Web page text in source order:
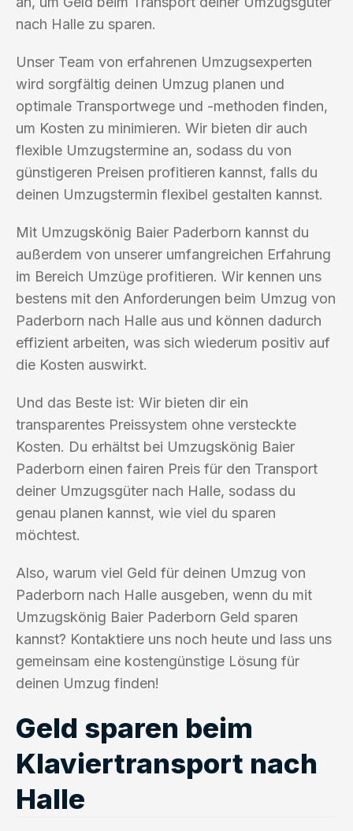
nach Halle zu sparen.
Unser Team von erfahrenen Umzugsexperten
wird sorgfältig deinen Umzug planen und
optimale Transportwege und -methoden finden,
um Kosten zu minimieren. Wir bieten dir auch
flexible Umzugstermine an, sodass du von
günstigeren Preisen profitieren kannst, falls du
deinen Umzugstermin flexibel gestalten kannst.
Mit Umzugskönig Baier Paderborn kannst du
außerdem von unserer umfangreichen Erfahrung
im Bereich Umzüge profitieren. Wir kennen uns
bestens mit den Anforderungen beim Umzug von
Paderborn nach Halle aus und können dadurch
effizient arbeiten, was sich wiederum positiv auf
die Kosten auswirkt.
Und das Beste ist: Wir bieten dir ein
transparentes Preissystem ohne versteckte
Kosten. Du erhältst bei Umzugskönig Baier
Paderborn einen fairen Preis für den Transport
deiner Umzugsgüter nach Halle, sodass du
genau planen kannst, wie viel du sparen
möchtest.
Also, warum viel Geld für deinen Umzug von
Paderborn nach Halle ausgeben, wenn du mit
Umzugskönig Baier Paderborn Geld sparen
kannst? Kontaktiere uns noch heute und lass uns
gemeinsam eine kostengünstige Lösung für
deinen Umzug finden!
Geld sparen beim
Klaviertransport nach
Halle